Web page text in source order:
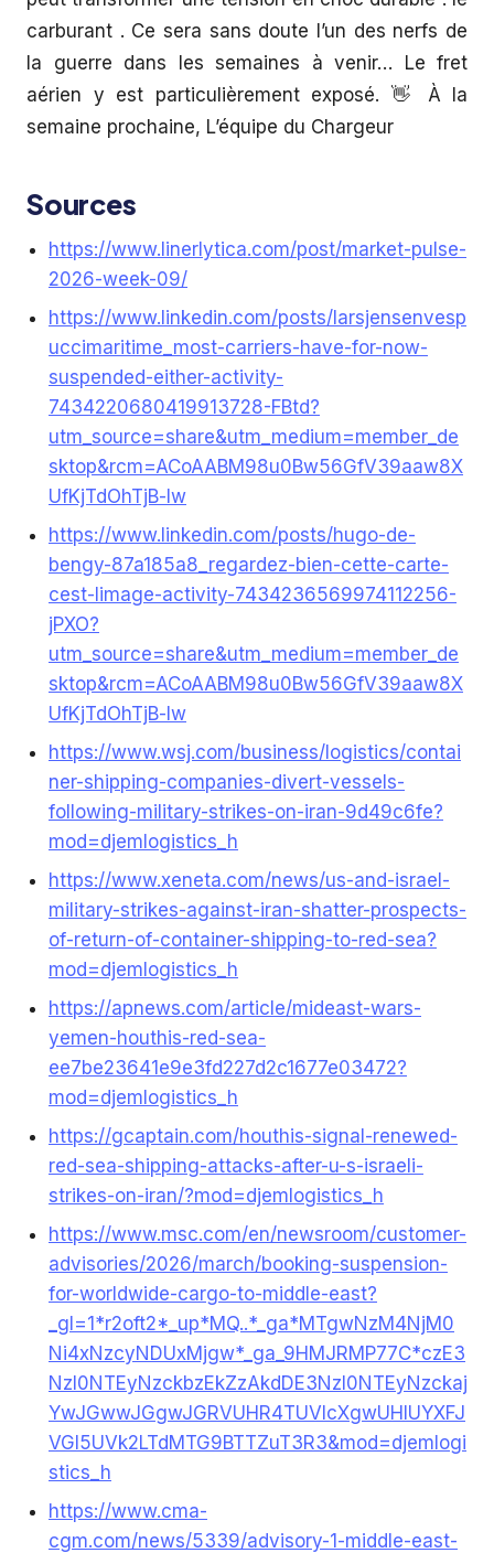
carburant . Ce sera sans doute l’un des nerfs de
la guerre dans les semaines à venir… Le fret
aérien y est particulièrement exposé. 👋 À la
semaine prochaine, L’équipe du Chargeur
Sources
https://www.linerlytica.com/post/market-pulse-
2026-week-09/
https://www.linkedin.com/posts/larsjensenvesp
uccimaritime_most-carriers-have-for-now-
suspended-either-activity-
7434220680419913728-FBtd?
utm_source=share&utm_medium=member_de
sktop&rcm=ACoAABM98u0Bw56GfV39aaw8X
UfKjTdOhTjB-lw
https://www.linkedin.com/posts/hugo-de-
bengy-87a185a8_regardez-bien-cette-carte-
cest-limage-activity-7434236569974112256-
jPXO?
utm_source=share&utm_medium=member_de
sktop&rcm=ACoAABM98u0Bw56GfV39aaw8X
UfKjTdOhTjB-lw
https://www.wsj.com/business/logistics/contai
ner-shipping-companies-divert-vessels-
following-military-strikes-on-iran-9d49c6fe?
mod=djemlogistics_h
https://www.xeneta.com/news/us-and-israel-
military-strikes-against-iran-shatter-prospects-
of-return-of-container-shipping-to-red-sea?
mod=djemlogistics_h
https://apnews.com/article/mideast-wars-
yemen-houthis-red-sea-
ee7be23641e9e3fd227d2c1677e03472?
mod=djemlogistics_h
https://gcaptain.com/houthis-signal-renewed-
red-sea-shipping-attacks-after-u-s-israeli-
strikes-on-iran/?mod=djemlogistics_h
https://www.msc.com/en/newsroom/customer-
advisories/2026/march/booking-suspension-
for-worldwide-cargo-to-middle-east?
_gl=1*r2oft2*_up*MQ..*_ga*MTgwNzM4NjM0
Ni4xNzcyNDUxMjgw*_ga_9HMJRMP77C*czE3
NzI0NTEyNzckbzEkZzAkdDE3NzI0NTEyNzckaj
YwJGwwJGgwJGRVUHR4TUVIcXgwUHlUYXFJ
VGI5UVk2LTdMTG9BTTZuT3R3&mod=djemlogi
stics_h
https://www.cma-
cgm.com/news/5339/advisory-1-middle-east-